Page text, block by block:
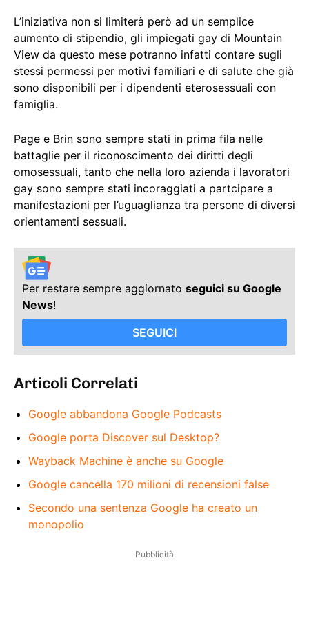
L’iniziativa non si limiterà però ad un semplice
aumento di stipendio, gli impiegati gay di Mountain
View da questo mese potranno infatti contare sugli
stessi permessi per motivi familiari e di salute che già
sono disponibili per i dipendenti eterosessuali con
famiglia.
Page e Brin sono sempre stati in prima fila nelle
battaglie per il riconoscimento dei diritti degli
omosessuali, tanto che nella loro azienda i lavoratori
gay sono sempre stati incoraggiati a partcipare a
manifestazioni per l’uguaglianza tra persone di diversi
orientamenti sessuali.
Per restare sempre aggiornato seguici su Google
News!
SEGUICI
Articoli Correlati
Google abbandona Google Podcasts
Google porta Discover sul Desktop?
Wayback Machine è anche su Google
Google cancella 170 milioni di recensioni false
Secondo una sentenza Google ha creato un
monopolio
Pubblicità